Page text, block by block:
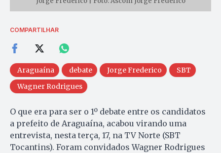
COMPARTILHAR
Araguaína debate Jorge Frederico
SBT
Wagner Rodrigues
O que era para ser o 1º debate entre os candidatos
a prefeito de Araguaína, acabou virando uma
entrevista, nesta terça, 17, na TV Norte (SBT
Tocantins). Foram convidados Wagner Rodrigues